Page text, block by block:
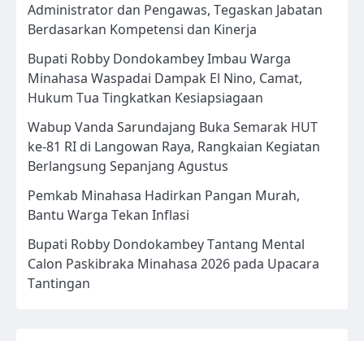
Administrator dan Pengawas, Tegaskan Jabatan
Berdasarkan Kompetensi dan Kinerja
Bupati Robby Dondokambey Imbau Warga
Minahasa Waspadai Dampak El Nino, Camat,
Hukum Tua Tingkatkan Kesiapsiagaan
Wabup Vanda Sarundajang Buka Semarak HUT
ke-81 RI di Langowan Raya, Rangkaian Kegiatan
Berlangsung Sepanjang Agustus
Pemkab Minahasa Hadirkan Pangan Murah,
Bantu Warga Tekan Inflasi
Bupati Robby Dondokambey Tantang Mental
Calon Paskibraka Minahasa 2026 pada Upacara
Tantingan